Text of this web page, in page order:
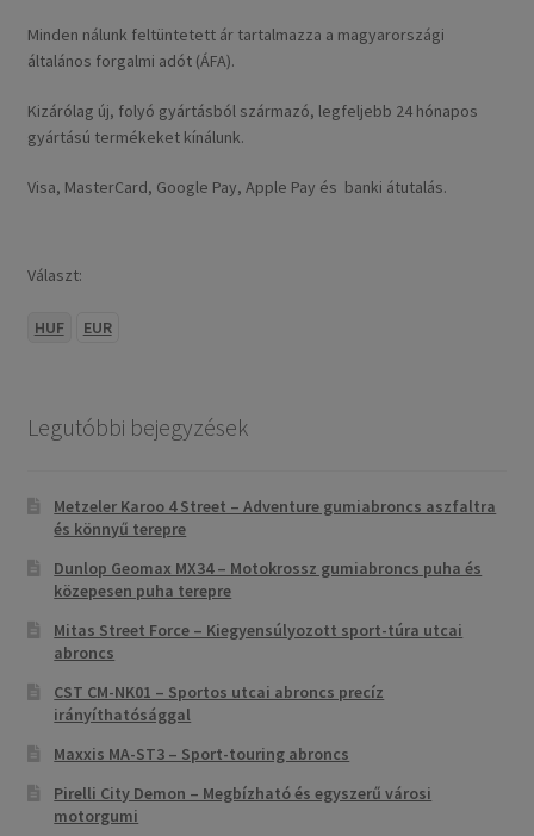
Minden nálunk feltüntetett ár tartalmazza a magyarországi
általános forgalmi adót (ÁFA).
Kizárólag új, folyó gyártásból származó, legfeljebb 24 hónapos
gyártású termékeket kínálunk.
Visa, MasterCard, Google Pay, Apple Pay és banki átutalás.
Választ:
HUF EUR
Legutóbbi bejegyzések
Metzeler Karoo 4 Street – Adventure gumiabroncs aszfaltra
és könnyű terepre
Dunlop Geomax MX34 – Motokrossz gumiabroncs puha és
közepesen puha terepre
Mitas Street Force – Kiegyensúlyozott sport-túra utcai
abroncs
CST CM-NK01 – Sportos utcai abroncs precíz
irányíthatósággal
Maxxis MA-ST3 – Sport-touring abroncs
Pirelli City Demon – Megbízható és egyszerű városi
motorgumi